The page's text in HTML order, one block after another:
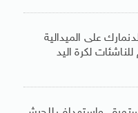
على الميدالية
للناشئات لكرة اليد